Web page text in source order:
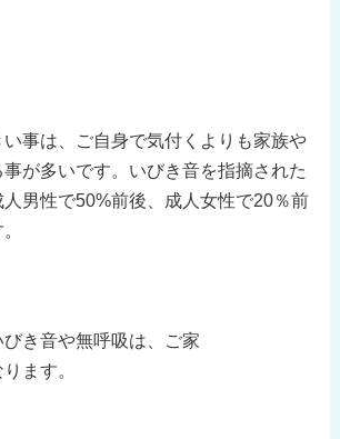
事は、ご自身で気付くよりも家族や
が多いです。いびき音を指摘された
男性で50%前後、成人女性で20％前
き音や無呼吸は、ご家
ます。